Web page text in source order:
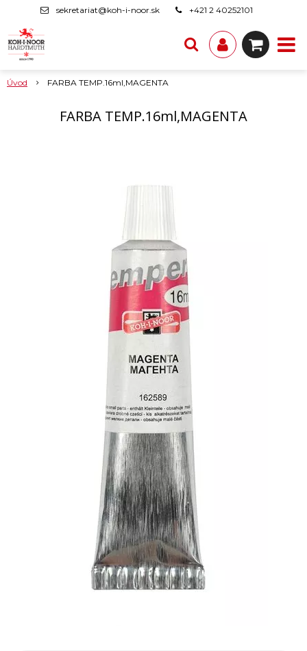
sekretariat@koh-i-noor.sk +421 2 40252101
Úvod FARBA TEMP.16ml,MAGENTA
FARBA TEMP.16ml,MAGENTA